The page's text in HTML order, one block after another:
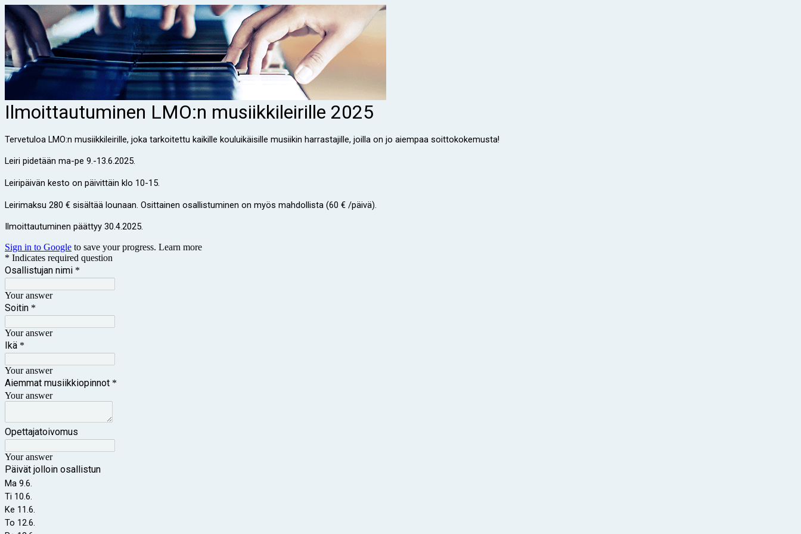
Ilmoittautuminen LMO:n musiikkileirille 2025
Tervetuloa LMO:n musiikkileirille, joka tarkoitettu kaikille kouluikäisille musiikin harrastajille, joilla on jo aiempaa soittokokemusta!
Leiri pidetään ma-pe 9.-13.6.2025.
Leiripäivän kesto on päivittäin klo 10-15.
Leirimaksu 280 € sisältää lounaan. Osittainen osallistuminen on myös mahdollista (60 € /päivä).
Ilmoittautuminen päättyy 30.4.2025.
Sign in to Google to save your progress. Learn more
* Indicates required question
Osallistujan nimi *
Your answer
Soitin *
Your answer
Ikä *
Your answer
Aiemmat musiikkiopinnot *
Your answer
Opettajatoivomus
Your answer
Päivät jolloin osallistun
Ma 9.6.
Ti 10.6.
Ke 11.6.
To 12.6.